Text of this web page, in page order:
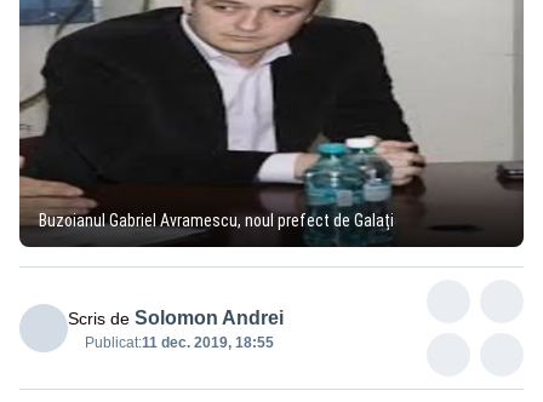
Buzoianul Gabriel Avramescu, noul prefect de Galați
Scris de Solomon Andrei
Publicat:11 dec. 2019, 18:55